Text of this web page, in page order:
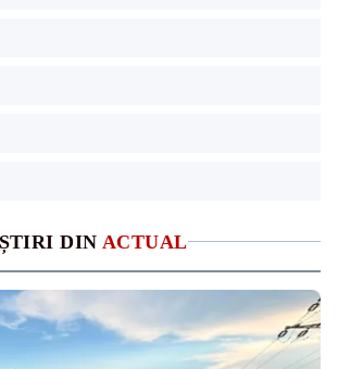
DIN ACTUAL